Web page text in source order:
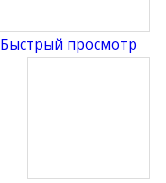
Быстрый просмотр